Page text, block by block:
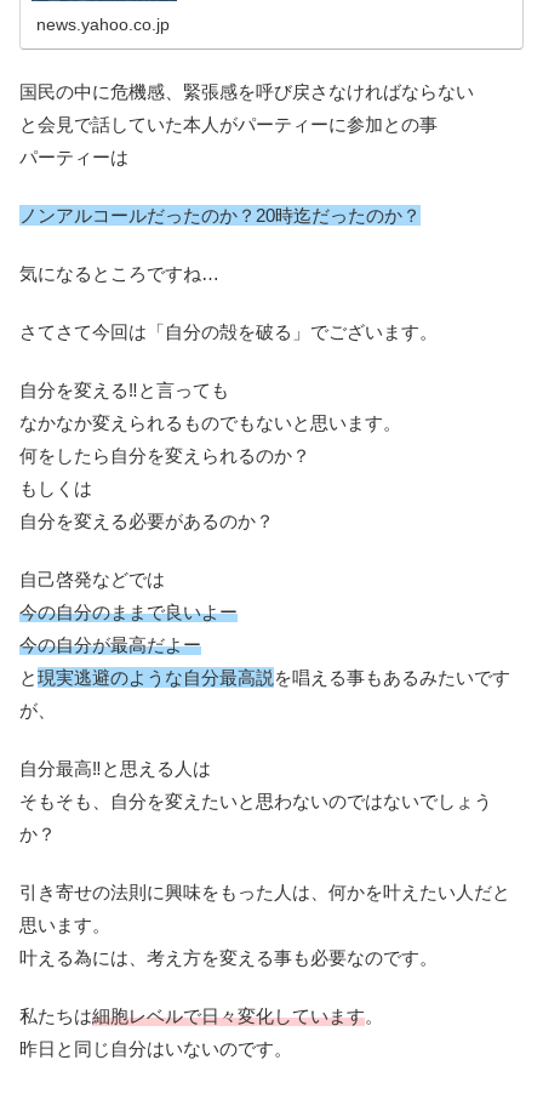
news.yahoo.co.jp
国民の中に危機感、緊張感を呼び戻さなければならない
と会見で話していた本人がパーティーに参加との事
パーティーは
ノンアルコールだったのか？20時迄だったのか？
気になるところですね…
さてさて今回は「自分の殻を破る」でございます。
自分を変える‼と言っても
なかなか変えられるものでもないと思います。
何をしたら自分を変えられるのか？
もしくは
自分を変える必要があるのか？
自己啓発などでは
今の自分のままで良いよー
今の自分が最高だよー
と現実逃避のような自分最高説 を唱える事もあるみたいです
が、
自分最高‼と思える人は
そもそも、自分を変えたいと思わないのではないでしょう
か？
引き寄せの法則に興味をもった人は、何かを叶えたい人だと
思います。
叶える為には、考え方を変える事も必要なのです。
私たちは細胞レベルで日々変化しています。
昨日と同じ自分はいないのです。